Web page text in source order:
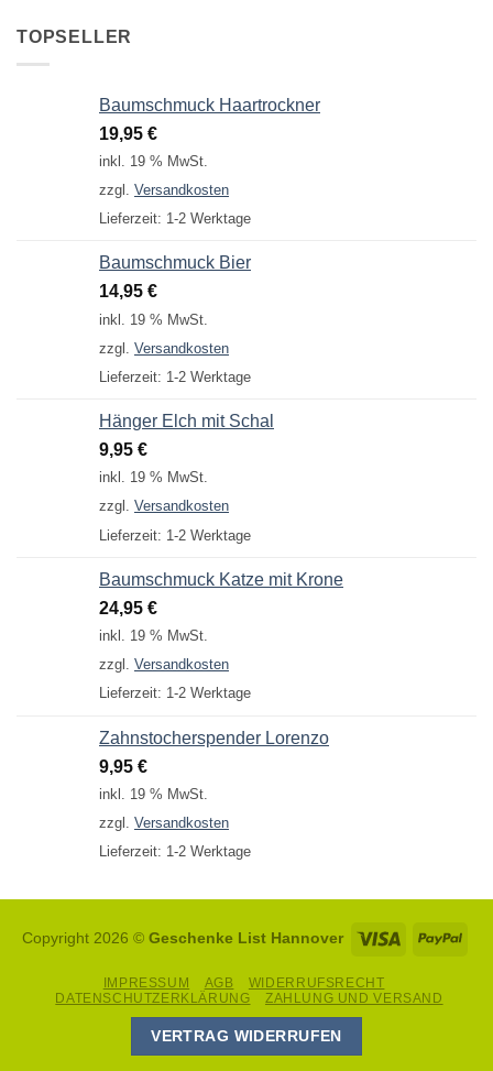
TOPSELLER
Baumschmuck Haartrockner
19,95 €
inkl. 19 % MwSt.
zzgl. Versandkosten
Lieferzeit: 1-2 Werktage
Baumschmuck Bier
14,95 €
inkl. 19 % MwSt.
zzgl. Versandkosten
Lieferzeit: 1-2 Werktage
Hänger Elch mit Schal
9,95 €
inkl. 19 % MwSt.
zzgl. Versandkosten
Lieferzeit: 1-2 Werktage
Baumschmuck Katze mit Krone
24,95 €
inkl. 19 % MwSt.
zzgl. Versandkosten
Lieferzeit: 1-2 Werktage
Zahnstocherspender Lorenzo
9,95 €
inkl. 19 % MwSt.
zzgl. Versandkosten
Lieferzeit: 1-2 Werktage
Copyright 2026 © Geschenke List Hannover Visa
IMPRESSUM AGB
WIDERRUFSRECHT
DATENSCHUTZERKLÄRUNG
ZAHLUNG UND VERSAND
VERTRAG WIDERRUFEN